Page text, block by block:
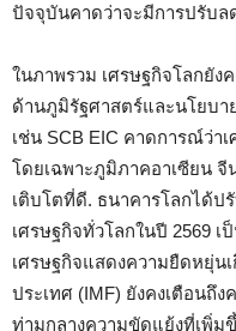
ปัจจุบันคาดว่าจะมีการปรับล
ในภาพรวม เศรษฐกิจโลกยั
ด้านภูมิรัฐศาสตร์และนโยบา
เช่น SCB EIC คาดการณ์ว่า
โดยเฉพาะภูมิภาคอาเซียน
เติบโตที่ดี. ธนาคารโลกได้ป
เศรษฐกิจทั่วโลกในปี 2569 เ
เศรษฐกิจแสดงความยืดหยุ่น
ประเทศ (IMF) ยังคงเตือนถึง
ท่ามกลางความขัดแย้งที่เพิ่ม